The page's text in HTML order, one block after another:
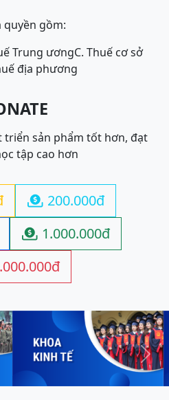
quyền gồm:
Trung ươngC. Thuế cơ sở
địa phương
sản phẩm tốt hơn, đạt
tập cao hơn
 200.000đ
 1.000.000đ
Next